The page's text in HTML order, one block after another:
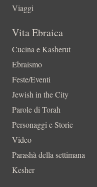
Viaggi
Vita Ebraica
Cucina e Kasherut
Ebraismo
Feste/Eventi
Jewish in the City
Parole di Torah
Personaggi e Storie
Video
Parashà della settimana
Kesher